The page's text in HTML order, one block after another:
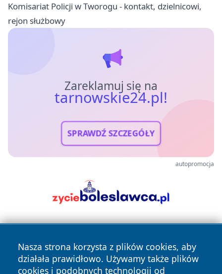
Komisariat Policji w Tworogu - kontakt, dzielnicowi,
rejon służbowy
Zareklamuj się na
tarnowskie24.pl!
SPRAWDŹ SZCZEGÓŁY
autopromocja
Nasza strona korzysta z plików cookies, aby
działała prawidłowo. Używamy także plików
cookies i podobnych technologii od